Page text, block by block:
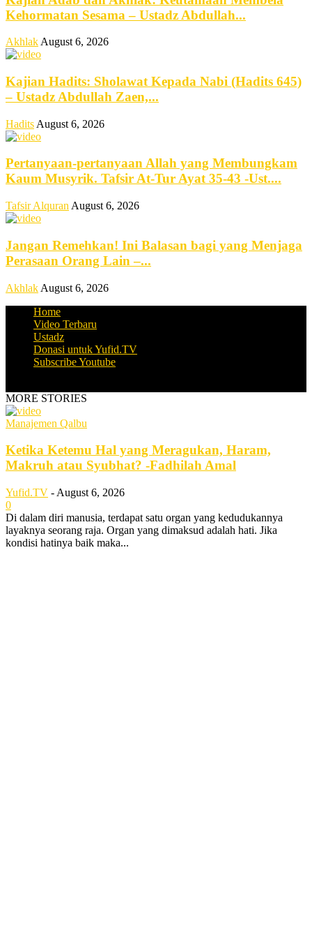
Kehormatan Sesama – Ustadz Abdullah...
Akhlak August 6, 2026
Kajian Hadits: Sholawat Kepada Nabi (Hadits 645)
– Ustadz Abdullah Zaen,...
Hadits August 6, 2026
Pertanyaan-pertanyaan Allah yang Membungkam
Kaum Musyrik. Tafsir At-Tur Ayat 35-43 -Ust....
Tafsir Alquran August 6, 2026
Jangan Remehkan! Ini Balasan bagi yang Menjaga
Perasaan Orang Lain –...
Akhlak August 6, 2026
Home
Video Terbaru
Ustadz
Donasi untuk Yufid.TV
Subscribe Youtube
MORE STORIES
Manajemen Qalbu
Ketika Ketemu Hal yang Meragukan, Haram,
Makruh atau Syubhat? -Fadhilah Amal
Yufid.TV - August 6, 2026
0
Di dalam diri manusia, terdapat satu organ yang kedudukannya
layaknya seorang raja. Organ yang dimaksud adalah hati. Jika
kondisi hatinya baik maka...